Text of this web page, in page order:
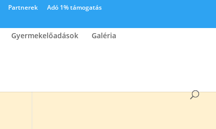
Partnerek
Adó 1% támogatás
Gyermekelőadások Galéria